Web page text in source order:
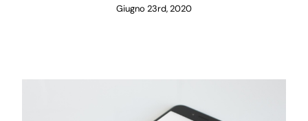
Giugno 23rd, 2020